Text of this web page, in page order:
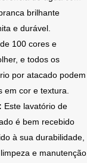
brilhante
e durável.
100 cores e
e todos os
por atacado podem
em cor e textura.
Este lavatório de
é bem recebido
à sua durabilidade,
e manutenção,